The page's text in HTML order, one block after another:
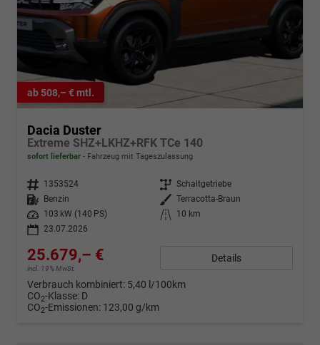
ab 508,– € mtl.
Dacia Duster
Extreme SHZ+LKHZ+RFK TCe 140
sofort lieferbar Fahrzeug mit Tageszulassung
Fahrzeugnr. 1353524 Getriebe Schaltgetriebe
Kraftstoff
Benzin Außenfarbe Terracotta-Braun
Leistung
103 kW (140 PS) Kilometerstand
10 km
23.07.2026
25.679,– €
incl. 19% MwSt.
Details
Verbrauch kombiniert: 5,40 l/100km
CO2-Klasse: D
CO2-Emissionen: 123,00 g/km